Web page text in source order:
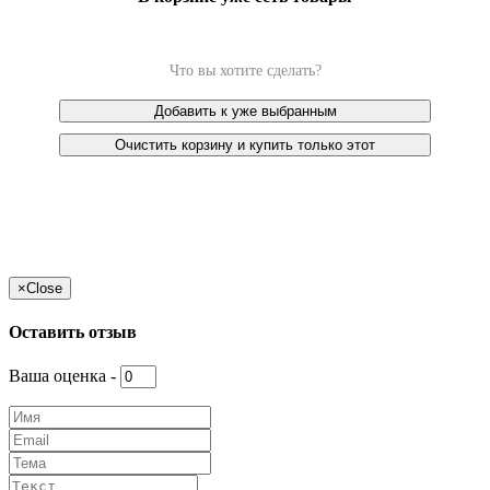
Что вы хотите сделать?
Добавить к уже выбранным
Очистить корзину и купить только этот
×Close
Оставить отзыв
Ваша оценка -